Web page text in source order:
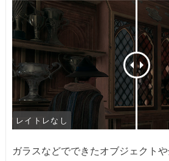
レイトレなし
ガラスなどでできたオブジェクトや